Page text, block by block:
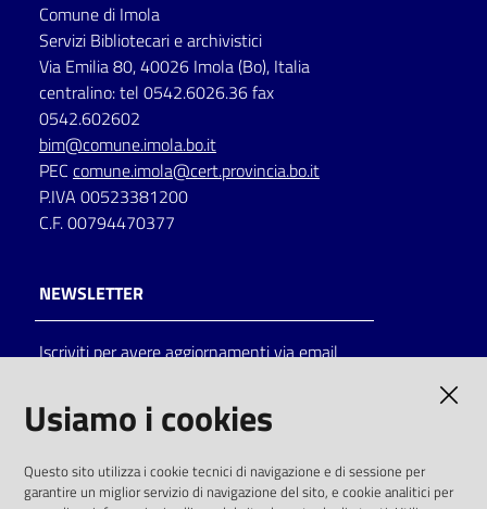
Comune di Imola
Servizi Bibliotecari e archivistici
Via Emilia 80, 40026 Imola (Bo), Italia
centralino: tel 0542.6026.36 fax
0542.602602
bim@comune.imola.bo.it
PEC comune.imola@cert.provincia.bo.it
P.IVA 00523381200
C.F. 00794470377
NEWSLETTER
Iscriviti per avere aggiornamenti via email
solo alle condizioni previste dalla direttiva
Usiamo i cookies
Questo sito utilizza i cookie tecnici di navigazione e di sessione per
garantire un miglior servizio di navigazione del sito, e cookie analitici per